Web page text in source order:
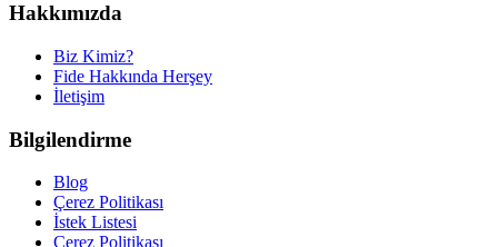
Hakkımızda
Biz Kimiz?
Fide Hakkında Herşey
İletişim
Bilgilendirme
Blog
Çerez Politikası
İstek Listesi
Çerez Politikası